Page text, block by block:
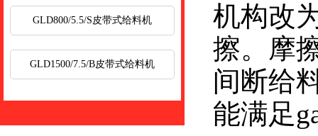
GLD800/5.5/S皮带式给料机
GLD1500/7.5/B皮带式给料机
机构改
擦。摩
间断给
能满足